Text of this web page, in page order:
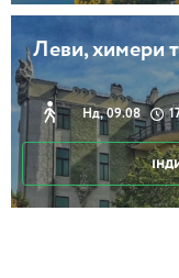
Леви, химери
Нд, 09.08